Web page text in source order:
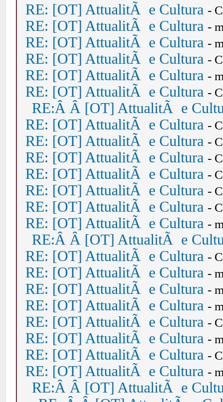
RE: [OT] AttualitÃ e Cultura -
RE: [OT] AttualitÃ e Cultura -
RE: [OT] AttualitÃ e Cultura -
RE: [OT] AttualitÃ e Cultura -
RE: [OT] AttualitÃ e Cultura -
RE: [OT] AttualitÃ e Cultura -
RE:Â Â [OT] AttualitÃ e
RE: [OT] AttualitÃ e Cultura -
RE: [OT] AttualitÃ e Cultura -
RE: [OT] AttualitÃ e Cultura -
RE: [OT] AttualitÃ e Cultura -
RE: [OT] AttualitÃ e Cultura -
RE: [OT] AttualitÃ e Cultura -
RE: [OT] AttualitÃ e Cultura -
RE:Â Â [OT] AttualitÃ e
RE: [OT] AttualitÃ e Cultura -
RE: [OT] AttualitÃ e Cultura -
RE: [OT] AttualitÃ e Cultura -
RE: [OT] AttualitÃ e Cultura -
RE: [OT] AttualitÃ e Cultura -
RE: [OT] AttualitÃ e Cultura -
RE: [OT] AttualitÃ e Cultura -
RE: [OT] AttualitÃ e Cultura -
RE:Â Â [OT] AttualitÃ e